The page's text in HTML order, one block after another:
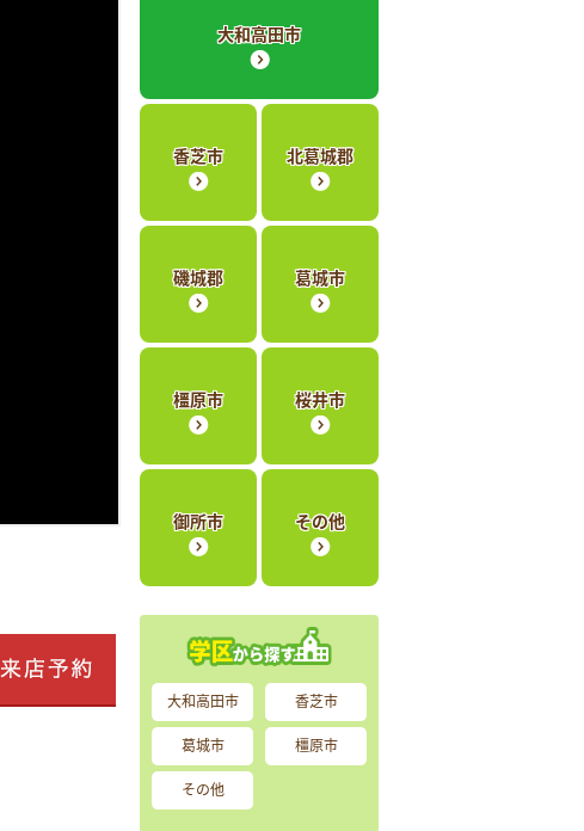
大和高田市
香芝市 北葛城郡
磯城郡 葛城市
橿原市 桜井市
御所市 その他
大和高田市 香芝市
葛城市 橿原市
その他